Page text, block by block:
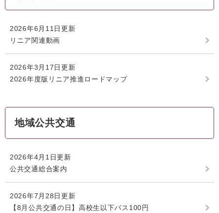
2026年6月11日更新
リニア関連動画
2026年3月17日更新
2026年度版リニア推進ロードマップ
地域公共交通
2026年4月1日更新
公共交通総合案内
2026年7月28日更新
【8月公共交通の日】高校生以下バス100円